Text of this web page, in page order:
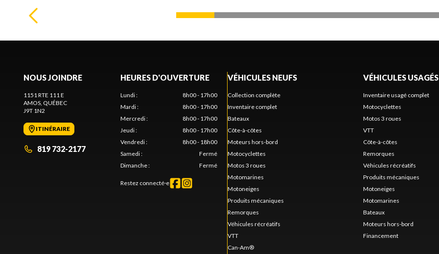
NOUS JOINDRE
1151 RTE 111 E
AMOS, QUÉBEC
J9T 1N2
ITINÉRAIRE
819 732-2177
HEURES D'OUVERTURE
Lundi:
8h00 - 17h00
Mardi:
8h00 - 17h00
Mercredi:
8h00 - 17h00
Jeudi:
8h00 - 17h00
Vendredi:
8h00 - 18h00
Samedi:
Fermé
Dimanche: Fermé
Restez connecté·e
VÉHICULES NEUFS
Collection complète
Inventaire complet
Bateaux
Côte-à-côtes
Moteurs hors-bord
Motocyclettes
Motos 3 roues
Motomarines
Motoneiges
Produits mécaniques
Remorques
Véhicules récréatifs
VTT
Can-Am®
VÉHICULES USAGÉS
Inventaire usagé complet
Motocyclettes
Motos 3 roues
VTT
Côte-à-côtes
Remorques
Véhicules récréatifs
Produits mécaniques
Motoneiges
Motomarines
Bateaux
Moteurs hors-bord
Financement